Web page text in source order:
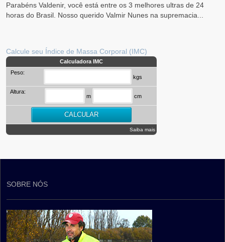
Parabéns Valdenir, você está entre os 3 melhores ultras de 24
horas do Brasil. Nosso querido Valmir Nunes na supremacia...
Calcule seu Índice de Massa Corporal (IMC)
Calculadora IMC
Peso:
kgs
Altura:
m cm
Saiba mais
SOBRE NÓS